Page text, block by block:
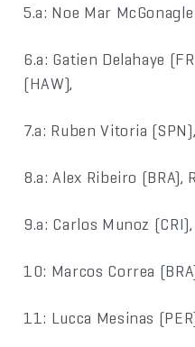
5.a: Noe Mar
6.a: Gatien Delahaye
(HAW),
7.a: Ruben Vitoria
8.a: Alex Ribeiro (BRA),
9.a: Carlos Munoz
10: Marcos Correa
11: Lucca Mesinas